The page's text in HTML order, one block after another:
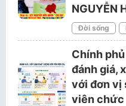
NGUYỄN
Đời sống
Chính
đánh giá,
với đơn vị
viên chức